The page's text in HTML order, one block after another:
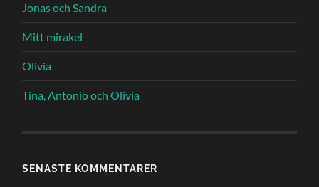
Jonas och Sandra
Mitt mirakel
Olivia
Tina, Antonio och Olivia
SENASTE KOMMENTARER